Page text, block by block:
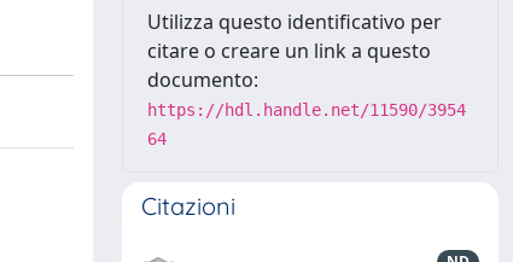
Utilizza questo identificativo per
citare o creare un link a questo
documento:
https://hdl.handle.net/11590/3954
64
Citazioni